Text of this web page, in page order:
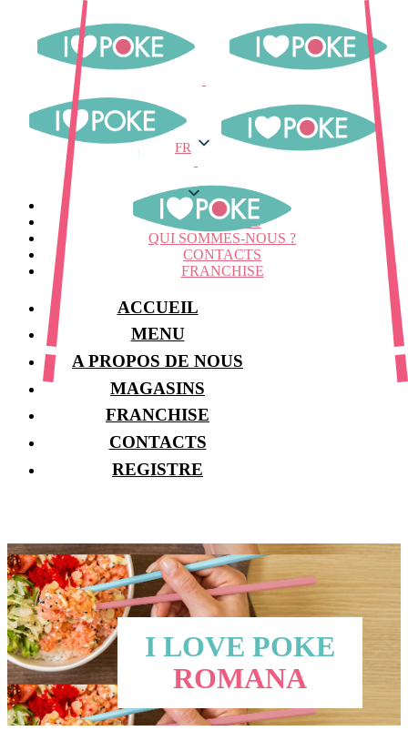
FR
MENU
MAGASINS
QUI SOMMES-NOUS ?
CONTACTS
FRANCHISE
ACCUEIL
MENU
A PROPOS DE NOUS
MAGASINS
FRANCHISE
CONTACTS
REGISTRE
I LOVE POKE
ROMANA